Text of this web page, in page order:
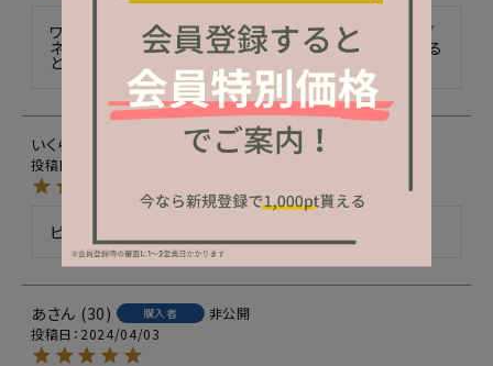
ワンカラーはもちろんの事、ゴールドやベージュ系のマグ
ネットネイルに合わせてフレンチにフラッシュネイルをする
と上品なキラキラ仕上がりでおすすめです！
いくら 購入者
非公開
投稿日
ピンク系が好きな方には間違いないと思います！
あ 30 購入者
非公開
投稿日
2024/04/03